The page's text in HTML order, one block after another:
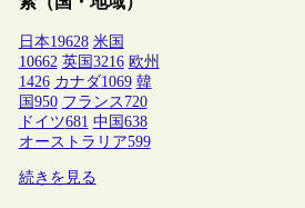
日本19628 米国
10662 英国 3216 欧州
1426 カナダ1069 韓
国 950 フランス 720
ドイツ681 中国 638
オーストラリア599
続きを見る